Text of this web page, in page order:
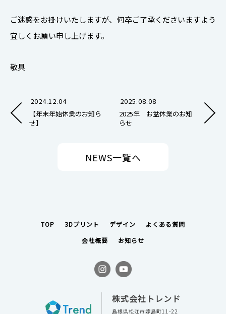
ご迷惑をお掛けいたしますが、何卒ご了承くださいますよう
宜しくお願い申し上げます。
敬具
2024.12.04
【年末年始休業のお知ら
せ】
2025.08.08
2025年 お盆休業のお知
らせ
NEWS一覧へ
TOP 3Dプリント デザイン
よくある質問
会社概要
お知らせ
株式会社トレンド
島根県松江市嫁島町11-22